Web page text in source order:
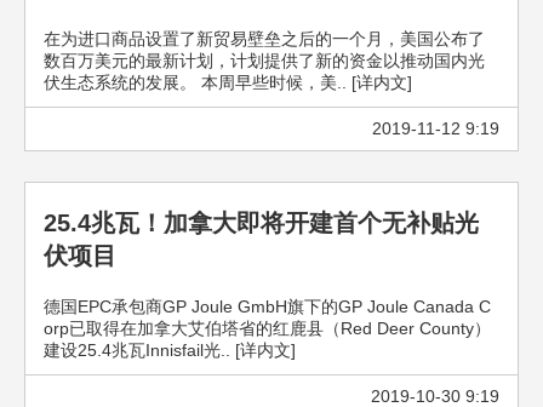
在为进口商品设置了新贸易壁垒之后的一个月，美国公布了
数百万美元的最新计划，计划提供了新的资金以推动国内光
伏生态系统的发展。 本周早些时候，美.. [详内文]
2019-11-12 9:19
25.4兆瓦！加拿大即将开建首个无补贴光
伏项目
德国EPC承包商GP Joule GmbH旗下的GP Joule Canada C
orp已取得在加拿大艾伯塔省的红鹿县（Red Deer County）
建设25.4兆瓦Innisfail光.. [详内文]
2019-10-30 9:19